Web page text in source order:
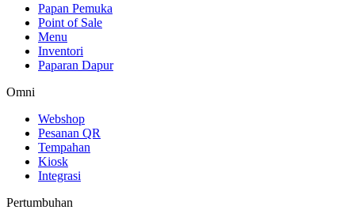
Papan Pemuka
Point of Sale
Menu
Inventori
Paparan Dapur
Omni
Webshop
Pesanan QR
Tempahan
Kiosk
Integrasi
Pertumbuhan